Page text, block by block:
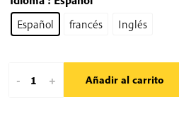
Español
francés Inglés
-
Respira+ Añadir al carrito